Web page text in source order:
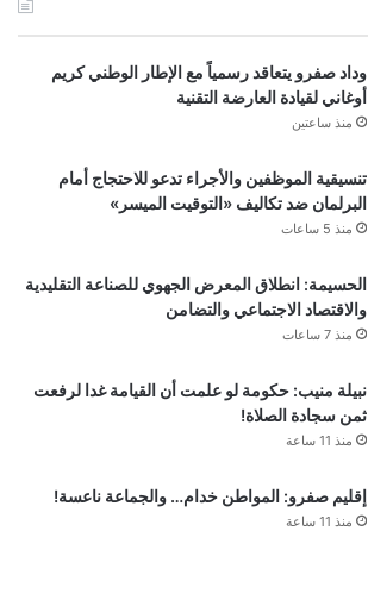
وداد صفرو يتعاقد رسمياً مع الإطار الوطني كريم
أوغاني لقيادة العارضة التقنية
منذ ساعتين
تنسيقية الموظفين والأجراء تدعو للاحتجاج أمام
البرلمان ضد تكاليف «التوقيت الميسر»
منذ 5 ساعات
الحسيمة: انطلاق المعرض الجهوي للصناعة التقليدية
والاقتصاد الاجتماعي والتضامن
منذ 7 ساعات
نبيلة منيب: حكومة لو علمت أن القيامة غدا لرفعت
ثمن سجادة الصلاة!
منذ 11 ساعة
إقليم صفرو: المواطن خدام… والجماعة ناعسة!
منذ 11 ساعة